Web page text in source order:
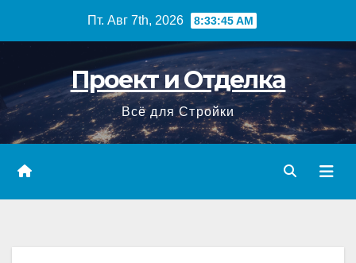
Пт. Авг 7th, 2026 8:33:46 AM
Проект и Отделка
Всё для Стройки